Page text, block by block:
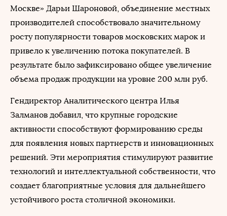
Москве» Дарьи Шароновой, объединение местных
производителей способствовало значительному
росту популярности товаров московских марок и
привело к увеличению потока покупателей. В
результате было зафиксировано общее увеличение
объема продаж продукции на уровне 200 млн руб.
Гендиректор Аналитического центра Илья
Залманов добавил, что крупные городские
активности способствуют формированию среды
для появления новых партнерств и инновационных
решений. Эти мероприятия стимулируют развитие
технологий и интеллектуальной собственности, что
создает благоприятные условия для дальнейшего
устойчивого роста столичной экономики.